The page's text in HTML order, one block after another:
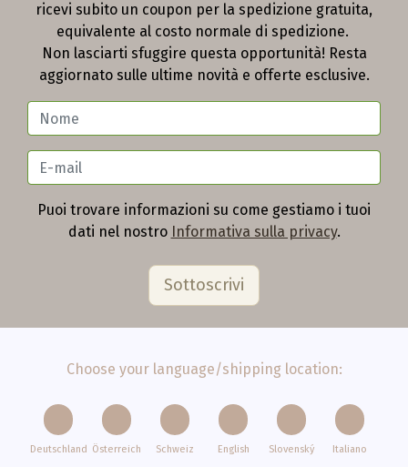
ricevi subito un coupon per la spedizione gratuita,
equivalente al costo normale di spedizione.
Non lasciarti sfuggire questa opportunità! Resta
aggiornato sulle ultime novità e offerte esclusive.
Puoi trovare informazioni su come gestiamo i tuoi
dati nel nostro Informativa sulla privacy.
Choose your language/shipping location:
Deutschland Österreich Schweiz English Slovenský Italiano